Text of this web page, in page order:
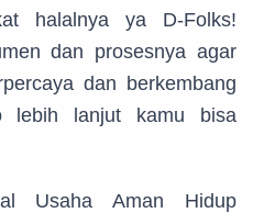
halalnya ya D-Folks!
dan prosesnya agar
dan berkembang
lebih lanjut kamu bisa
Usaha Aman Hidup